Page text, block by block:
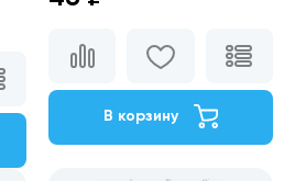
В корзину